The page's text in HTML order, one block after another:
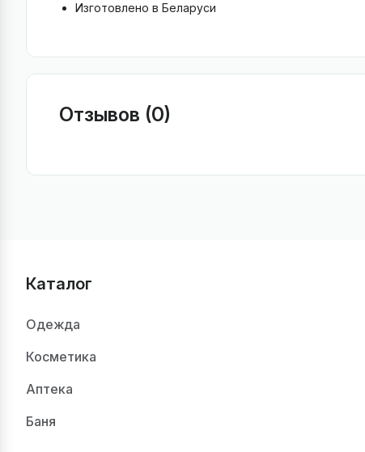
Изготовлено в Беларуси
Отзывов (0)
Каталог
Одежда
Косметика
Аптека
Баня